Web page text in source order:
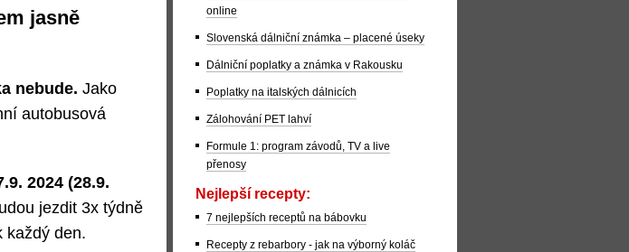
jasně
nebude. Jako
autobusová
2024 (28.9.
jezdit 3x týdně
každý den.
online
Slovenská dálniční známka – placené úseky
Dálniční poplatky a známka v Rakousku
Poplatky na italských dálnicích
Zálohování PET lahví
Formule 1: program závodů, TV a live
přenosy
Nejlepší recepty:
7 nejlepších receptů na bábovku
Recepty z rebarbory - jak na výborný koláč